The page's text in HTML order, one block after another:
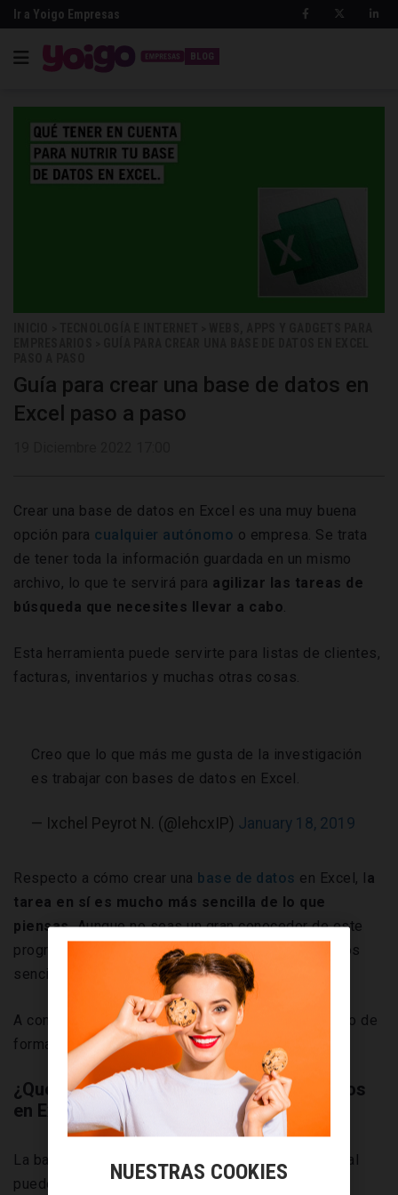
Ir a Yoigo Empresas
BLOG
Guía para crear una base de datos en
Excel paso a paso
Crear una base de datos en Excel es una muy buena
opción para cualquier autónomo o empresa. Se trata
de tener toda la información guardada en un mismo
archivo, lo que te servirá para agilizar las tareas de
búsqueda que necesites llevar a cabo.
Esta herramienta puede servirte para listas de clientes,
facturas, inventarios y muchas otras cosas.
Creo que lo que más me gusta de la investigación
es trabajar con bases de datos en Excel.
— Ixchel Peyrot N. (@lehcxIP) January 18, 2019
Respecto a cómo crear una base de datos en Excel, l a
tarea en sí es mucho más sencilla de lo que
piensas.Aunque no seas un gran conocedor de este
programa de hojas de cálculo, basta con seguir unos
sencillos pasos para tener tu base de datos lista.
A continuación, te explicamos cómo puedes hacerlo de
forma ágil y sencilla.
¿Qué es y para qué sirve una base de datos
en Excel?
La base de datos es un documento a través del cual
puedes
agrupar la información que quieras
NUESTRAS COOKIES